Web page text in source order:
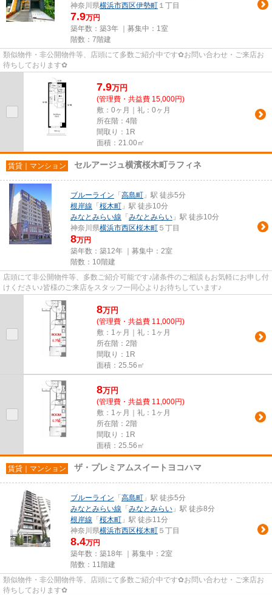
神奈川県横浜市西区伊勢町 １丁目
7.9万円
築年数：築3年 ｜募集中： 1室
階数：7階建
類似物件・非公開物件等、店頭にて多数ご紹介中です✿お問い合わせ・ご来店お
待ちしております✿
7.9万円
(管理費・共益費 15,000円)
敷：0ヶ月｜礼：0ヶ月
所在階：4階
間取り：1R
面積：21.00㎡
賃貸｜マンション セルアージュ横濱桜木町ラフィネ
ブルーライン 「 高島町 」駅 徒歩5分
根岸線 「 桜木町 」駅 徒歩10分
みなとみらい線 「 みなとみらい 」駅 徒歩10分
神奈川県横浜市西区桜木町 ５丁目
8万円
築年数：築12年 ｜募集中： 2室
階数：10階建
店頭にて非公開物件等、多数ご紹介可能です♪諸条件のご相談もお気軽にお申し付
けください♪皆様のご来店をスタッフ一同心よりお待ちしています♪
8万円
(管理費・共益費 11,000円)
敷：1ヶ月｜礼：1ヶ月
所在階：2階
間取り：1R
面積：25.56㎡
8万円
(管理費・共益費 11,000円)
敷：1ヶ月｜礼：1ヶ月
所在階：2階
間取り：1R
面積：25.56㎡
賃貸｜マンション ザ・プレミアムスイートヨコハマ
ブルーライン 「 高島町 」駅 徒歩5分
みなとみらい線 「 みなとみらい 」駅 徒歩8分
根岸線 「 桜木町 」駅 徒歩11分
神奈川県横浜市西区桜木町 ５丁目
8.4万円
築年数：築18年 ｜募集中： 2室
階数：11階建
類似物件・非公開物件等、店頭にて多数ご紹介中です✿お問い合わせ・ご来店お
待ちしております✿